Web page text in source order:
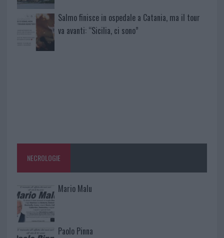
Salmo finisce in ospedale a Catania, ma il tour
va avanti: “Sicilia, ci sono”
NECROLOGIE
Mario Malu
Paolo Pinna